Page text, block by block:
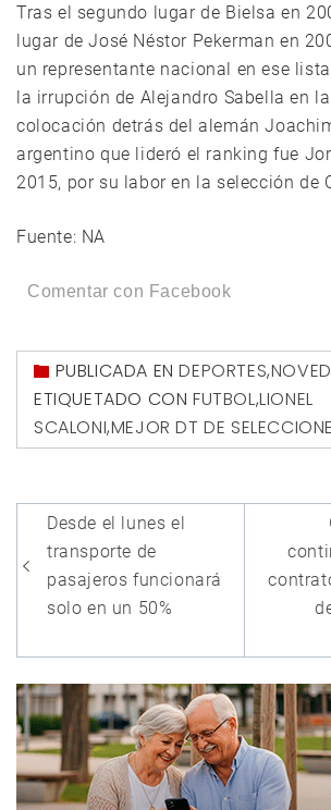
Tras el segundo lugar de Bielsa en
lugar de José Néstor Pekerman en
un representante nacional en ese
la irrupción de Alejandro Sabella en
colocación detrás del alemán
argentino que lideró el ranking fue
2015, por su labor en la selección de
Fuente: NA
Comentar con Facebook
PUBLICADA ENDEPORTES,
ETIQUETADO CON FUTBOL,LIONEL
SCALONI,MEJOR DT DE
Navegación
de
entradas
Desde el lunes el
transporte de
pasajeros funcionará
solo en un 50%